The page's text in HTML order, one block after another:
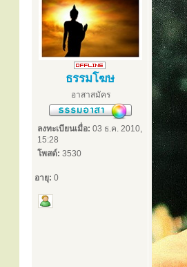
ธรรมโฆษ
อาสาสมัคร
ลงทะเบียนเมื่อ: 03 ธ.ค. 2010,
15:28
โพสต์: 3530
อายุ: 0